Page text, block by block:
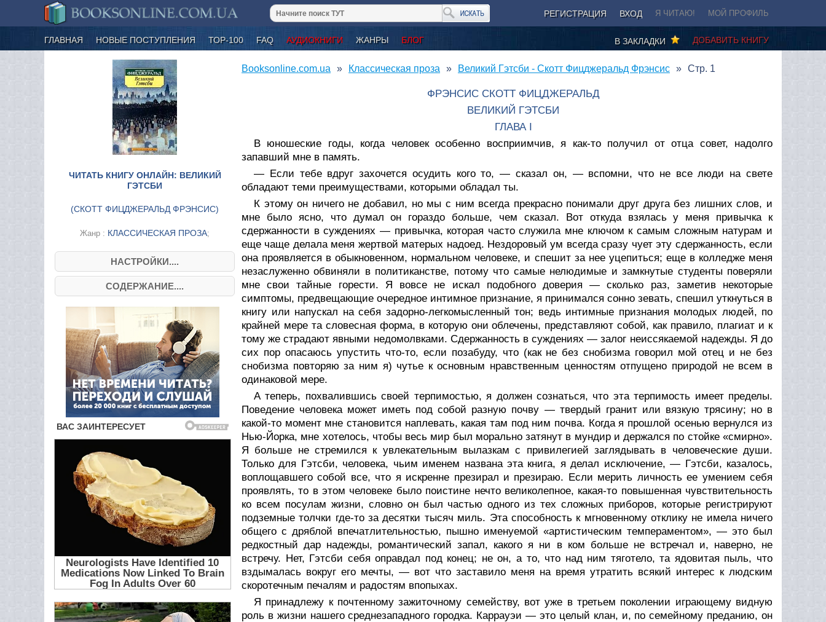
РЕГИСТРАЦИЯ ВХОД Я ЧИТАЮ! МОЙ ПРОФИЛЬ
ГЛАВНАЯ НОВЫЕ ПОСТУПЛЕНИЯ ТОР-100 FAQ АУДИОКНИГИ ЖАНРЫ БЛОГ ДОБАВИТЬ КНИГУ
В ЗАКЛАДКИ
ЧИТАТЬ КНИГУ ОНЛАЙН: ВЕЛИКИЙ
ГЭТСБИ
(СКОТТ ФИЦДЖЕРАЛЬД ФРЭНСИС)
Жанр : КЛАССИЧЕСКАЯ ПРОЗА;
НАСТРОЙКИ....
СОДЕРЖАНИЕ....
Booksonline.com.ua Классическая проза Великий Гэтсби - Скотт Фицджеральд Фрэнсис Стр. 1
ФРЭНСИС СКОТТ ФИЦДЖЕРАЛЬД
ВЕЛИКИЙ ГЭТСБИ
ГЛАВА I
В юношеские годы, когда человек особенно восприимчив, я как-то получил от отца совет, надолго
запавший мне в память.
— Если тебе вдруг захочется осудить кого то, — сказал он, — вспомни, что не все люди на свете
обладают теми преимуществами, которыми обладал ты.
К этому он ничего не добавил, но мы с ним всегда прекрасно понимали друг друга без лишних слов, и
мне было ясно, что думал он гораздо больше, чем сказал. Вот откуда взялась у меня привычка к
сдержанности в суждениях — привычка, которая часто служила мне ключом к самым сложным натурам и
еще чаще делала меня жертвой матерых надоед. Нездоровый ум всегда сразу чует эту сдержанность, если
она проявляется в обыкновенном, нормальном человеке, и спешит за нее уцепиться; еще в колледже меня
незаслуженно обвиняли в политиканстве, потому что самые нелюдимые и замкнутые студенты поверяли
мне свои тайные горести. Я вовсе не искал подобного доверия — сколько раз, заметив некоторые
симптомы, предвещающие очередное интимное признание, я принимался сонно зевать, спешил уткнуться в
книгу или напускал на себя задорно-легкомысленный тон; ведь интимные признания молодых людей, по
крайней мере та словесная форма, в которую они облечены, представляют собой, как правило, плагиат и к
тому же страдают явными недомолвками. Сдержанность в суждениях — залог неиссякаемой надежды. Я до
сих пор опасаюсь упустить что-то, если позабуду, что (как не без снобизма говорил мой отец и не без
снобизма повторяю за ним я) чутье к основным нравственным ценностям отпущено природой не всем в
одинаковой мере.
А теперь, похвалившись своей терпимостью, я должен сознаться, что эта терпимость имеет пределы.
Поведение человека может иметь под собой разную почву — твердый гранит или вязкую трясину; но в
какой-то момент мне становится наплевать, какая там под ним почва. Когда я прошлой осенью вернулся из
Нью-Йорка, мне хотелось, чтобы весь мир был морально затянут в мундир и держался по стойке «смирно».
Я больше не стремился к увлекательным вылазкам с привилегией заглядывать в человеческие души.
Только для Гэтсби, человека, чьим именем названа эта книга, я делал исключение, — Гэтсби, казалось,
воплощавшего собой все, что я искренне презирал и презираю. Если мерить личность ее умением себя
проявлять, то в этом человеке было поистине нечто великолепное, какая-то повышенная чувствительность
ко всем посулам жизни, словно он был частью одного из тех сложных приборов, которые регистрируют
подземные толчки где-то за десятки тысяч миль. Эта способность к мгновенному отклику не имела ничего
общего с дряблой впечатлительностью, пышно именуемой «артистическим темпераментом», — это был
редкостный дар надежды, романтический запал, какого я ни в ком больше не встречал и, наверно, не
встречу. Нет, Гэтсби себя оправдал под конец; не он, а то, что над ним тяготело, та ядовитая пыль, что
вздымалась вокруг его мечты, — вот что заставило меня на время утратить всякий интерес к людским
скоротечным печалям и радостям впопыхах.
Я принадлежу к почтенному зажиточному семейству, вот уже в третьем поколении играющему видную
роль в жизни нашего среднезападного городка. Каррауэи — это целый клан, и, по семейному преданию, он